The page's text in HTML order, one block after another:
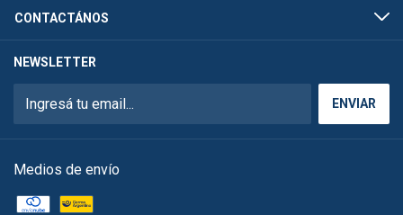
CONTACTÁNOS
NEWSLETTER
Medios de envío